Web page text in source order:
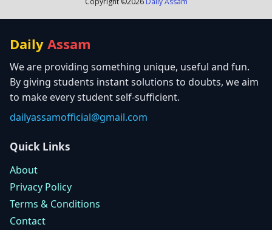
Daily Assam
We are providing something unique, useful and fun.
By giving students instant solutions to doubts, we aim
to make every student self-sufficient.
dailyassamofficial@gmail.com
Quick Links
About
Privacy Policy
Terms & Conditions
Contact